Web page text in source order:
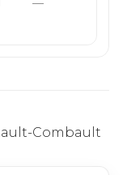
Combault